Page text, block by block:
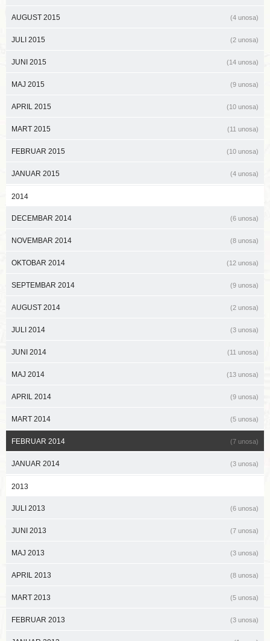
AUGUST 2015 (4 unosa)
JULI 2015 (2 unosa)
JUNI 2015 (14 unosa)
MAJ 2015 (9 unosa)
APRIL 2015 (10 unosa)
MART 2015 (11 unosa)
FEBRUAR 2015 (10 unosa)
JANUAR 2015 (4 unosa)
2014
DECEMBAR 2014 (6 unosa)
NOVEMBAR 2014 (8 unosa)
OKTOBAR 2014 (12 unosa)
SEPTEMBAR 2014 (9 unosa)
AUGUST 2014 (2 unosa)
JULI 2014 (3 unosa)
JUNI 2014 (11 unosa)
MAJ 2014 (13 unosa)
APRIL 2014 (9 unosa)
MART 2014 (5 unosa)
FEBRUAR 2014 (7 unosa)
JANUAR 2014 (3 unosa)
2013
JULI 2013 (6 unosa)
JUNI 2013 (7 unosa)
MAJ 2013 (3 unosa)
APRIL 2013 (8 unosa)
MART 2013 (5 unosa)
FEBRUAR 2013 (3 unosa)